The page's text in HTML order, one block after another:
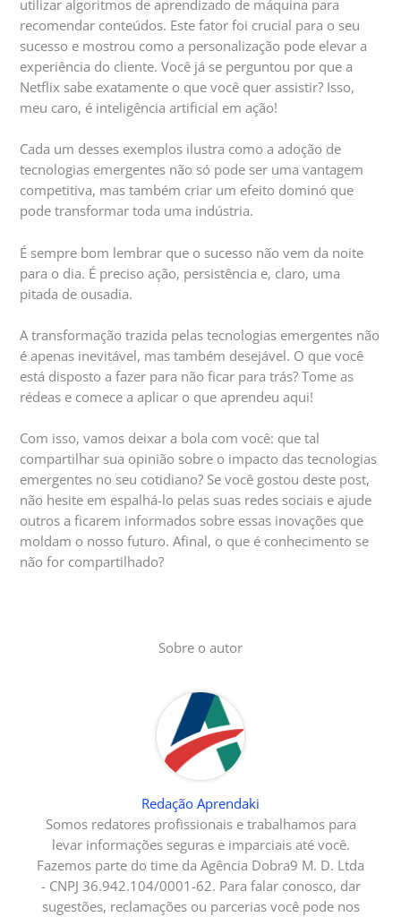
utilizar algoritmos de aprendizado de máquina para
recomendar conteúdos. Este fator foi crucial para o seu
sucesso e mostrou como a personalização pode elevar a
experiência do cliente. Você já se perguntou por que a
Netflix sabe exatamente o que você quer assistir? Isso,
meu caro, é inteligência artificial em ação!
Cada um desses exemplos ilustra como a adoção de
tecnologias emergentes não só pode ser uma vantagem
competitiva, mas também criar um efeito dominó que
pode transformar toda uma indústria.
É sempre bom lembrar que o sucesso não vem da noite
para o dia. É preciso ação, persistência e, claro, uma
pitada de ousadia.
A transformação trazida pelas tecnologias emergentes não
é apenas inevitável, mas também desejável. O que você
está disposto a fazer para não ficar para trás? Tome as
rédeas e comece a aplicar o que aprendeu aqui!
Com isso, vamos deixar a bola com você: que tal
compartilhar sua opinião sobre o impacto das tecnologias
emergentes no seu cotidiano? Se você gostou deste post,
não hesite em espalhá-lo pelas suas redes sociais e ajude
outros a ficarem informados sobre essas inovações que
moldam o nosso futuro. Afinal, o que é conhecimento se
não for compartilhado?
Sobre o autor
Redação Aprendaki
Somos redatores profissionais e trabalhamos para
levar informações seguras e imparciais até você.
Fazemos parte do time da Agência Dobra9 M. D. Ltda
- CNPJ 36.942.104/0001-62. Para falar conosco, dar
sugestões, reclamações ou parcerias você pode nos